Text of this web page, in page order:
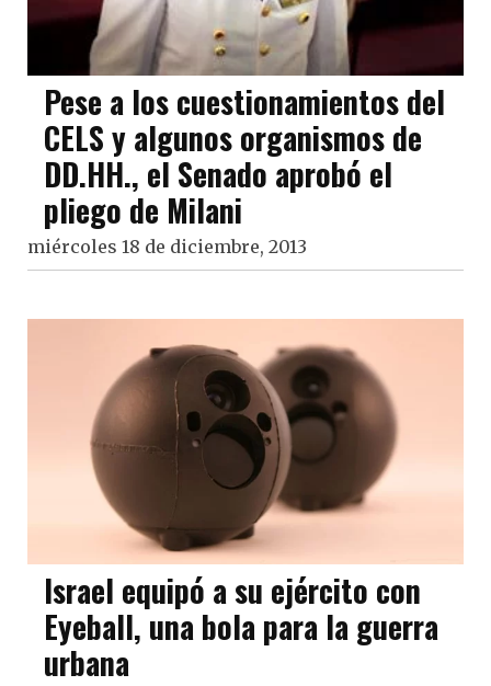
Pese a los cuestionamientos del
CELS y algunos organismos de
DD.HH., el Senado aprobó el
pliego de Milani
miércoles 18 de diciembre, 2013
Israel equipó a su ejército con
Eyeball, una bola para la guerra
urbana